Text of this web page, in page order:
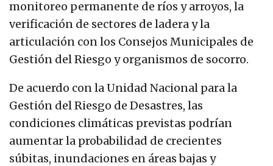
monitoreo permanente de ríos y arroyos, la
verificación de sectores de ladera y la
articulación con los Consejos Municipales de
Gestión del Riesgo y organismos de socorro.
De acuerdo con la Unidad Nacional para la
Gestión del Riesgo de Desastres, las
condiciones climáticas previstas podrían
aumentar la probabilidad de crecientes
súbitas, inundaciones en áreas bajas y